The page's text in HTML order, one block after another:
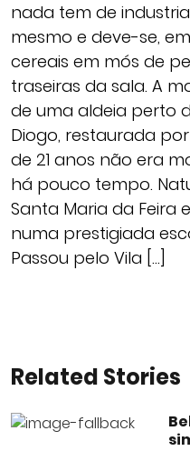
nada tem de
mesmo e deve-se,
cereais em mós de
traseiras da sala. A
de uma aldeia perto
Diogo, restaurada
de 21 anos não era
há pouco tempo.
Santa Maria da Feira
numa prestigiada
Passou pelo Vila […]
Related Stories